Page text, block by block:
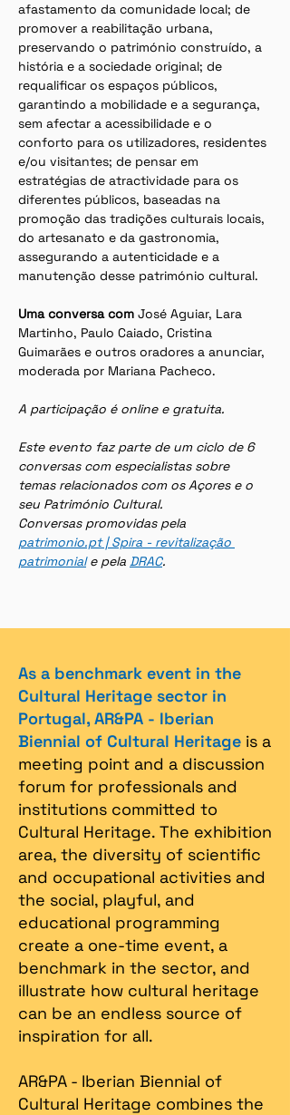
afastamento da comunidade local; de
promover a reabilitação urbana,
preservando o património construído, a
história e a sociedade original; de
requaliﬁcar os espaços públicos,
garantindo a mobilidade e a segurança,
sem afectar a acessibilidade e o
conforto para os utilizadores, residentes
e/ou visitantes; de pensar em
estratégias de atractividade para os
diferentes públicos, baseadas na
promoção das tradições culturais locais,
do artesanato e da gastronomia,
assegurando a autenticidade e a
manutenção desse património cultural.
Uma conversa com José Aguiar, Lara
Martinho, Paulo Caiado, Cristina
Guimarães e outros oradores a anunciar,
moderada por Mariana Pacheco.
A participação é online e gratuita.
Este evento faz parte de um ciclo de 6
conversas com especialistas sobre
temas relacionados com os Açores e o
seu Património Cultural.
Conversas promovidas pela
patrimonio.pt | Spira - revitalização
patrimonial e pela DRAC.
As a benchmark event in the
Cultural Heritage sector in
Portugal, AR&PA - Iberian
Biennial of Cultural Heritage is a
meeting point and a discussion
forum for professionals and
institutions committed to
Cultural Heritage. The exhibition
area, the diversity of scientific
and occupational activities and
the social, playful, and
educational programming
create a one-time event, a
benchmark in the sector, and
illustrate how cultural heritage
can be an endless source of
inspiration for all.
AR&PA - Iberian Biennial of
Cultural Heritage combines the